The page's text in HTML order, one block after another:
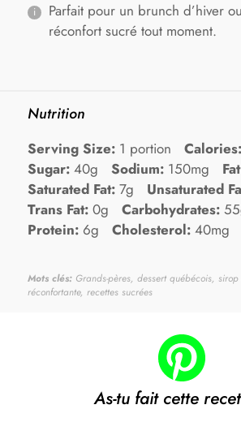
Parfait pour un brunch d’hiver
réconfort sucré tout moment.
Nutrition
Serving Size: 1 portion Calories:
Sugar: 40g Sodium: 150mg
Saturated Fat: 7g Unsaturated
Trans Fat: 0g Carbohydrates:
Protein: 6g Cholesterol: 40mg
Mots clés: Grands-pères, dessert québécois,
réconfortante, recettes sucrées
As-tu fait cette